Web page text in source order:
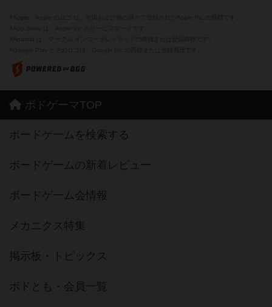
ボドゲーマTOP
ボードゲームを検索する
ボードゲームの新着レビュー
ボードゲーム会情報
メカニクス特集
掲示板・トピックス
ボドとも・会員一覧